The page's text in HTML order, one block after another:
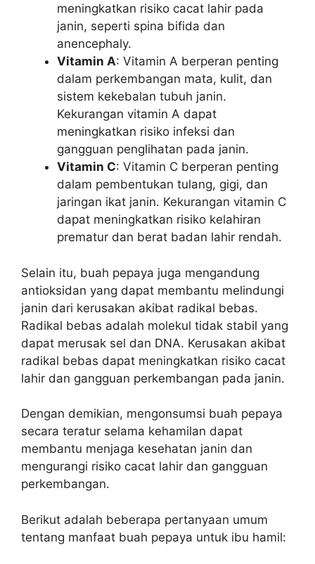
meningkatkan risiko cacat lahir pada
janin, seperti spina bifida dan
anencephaly.
Vitamin A: Vitamin A berperan penting
dalam perkembangan mata, kulit, dan
sistem kekebalan tubuh janin.
Kekurangan vitamin A dapat
meningkatkan risiko infeksi dan
gangguan penglihatan pada janin.
Vitamin C: Vitamin C berperan penting
dalam pembentukan tulang, gigi, dan
jaringan ikat janin. Kekurangan vitamin C
dapat meningkatkan risiko kelahiran
prematur dan berat badan lahir rendah.
Selain itu, buah pepaya juga mengandung
antioksidan yang dapat membantu melindungi
janin dari kerusakan akibat radikal bebas.
Radikal bebas adalah molekul tidak stabil yang
dapat merusak sel dan DNA. Kerusakan akibat
radikal bebas dapat meningkatkan risiko cacat
lahir dan gangguan perkembangan pada janin.
Dengan demikian, mengonsumsi buah pepaya
secara teratur selama kehamilan dapat
membantu menjaga kesehatan janin dan
mengurangi risiko cacat lahir dan gangguan
perkembangan.
Berikut adalah beberapa pertanyaan umum
tentang manfaat buah pepaya untuk ibu hamil: